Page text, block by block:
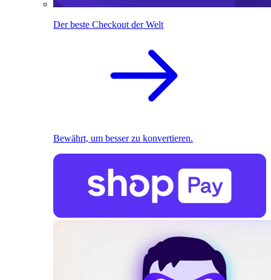
Der beste Checkout der Welt
Bewährt, um besser zu konvertieren.